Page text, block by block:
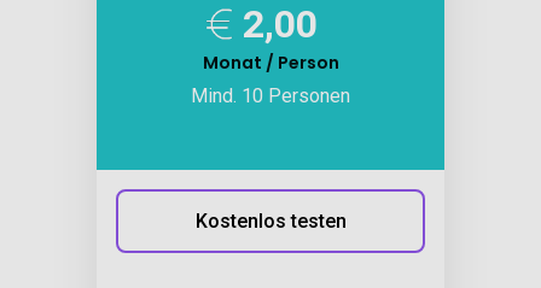
2,00
Monat / Person
Mind. 10 Personen
Kostenlos testen